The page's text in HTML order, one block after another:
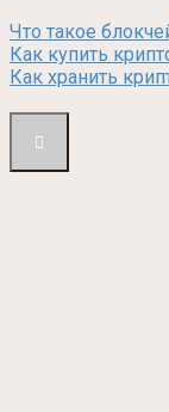
Что такое
Как купить
Как хранить